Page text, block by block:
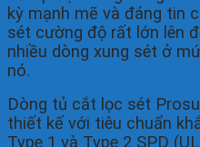
kỳ mạnh mẽ và đáng tin
sét cường độ rất lớn lên
nhiều dòng xung sét ở
nó.
Dòng tủ cắt lọc sét
thiết kế với tiêu chuẩn
Type 1 và Type 2 SPD